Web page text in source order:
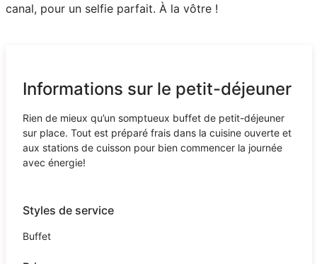
canal, pour un selfie parfait. À la vôtre !
Informations sur le petit-déjeuner
Rien de mieux qu’un somptueux buffet de petit-déjeuner
sur place. Tout est préparé frais dans la cuisine ouverte et
aux stations de cuisson pour bien commencer la journée
avec énergie!
Styles de service
Buffet